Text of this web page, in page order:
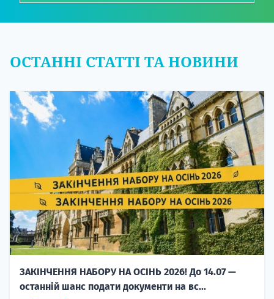
ОСТАННІ СТАТТІ ТА НОВИНИ
ЗАКІНЧЕННЯ НАБОРУ НА ОСІНЬ 2026! До 14.07 —
останній шанс подати документи на вс...